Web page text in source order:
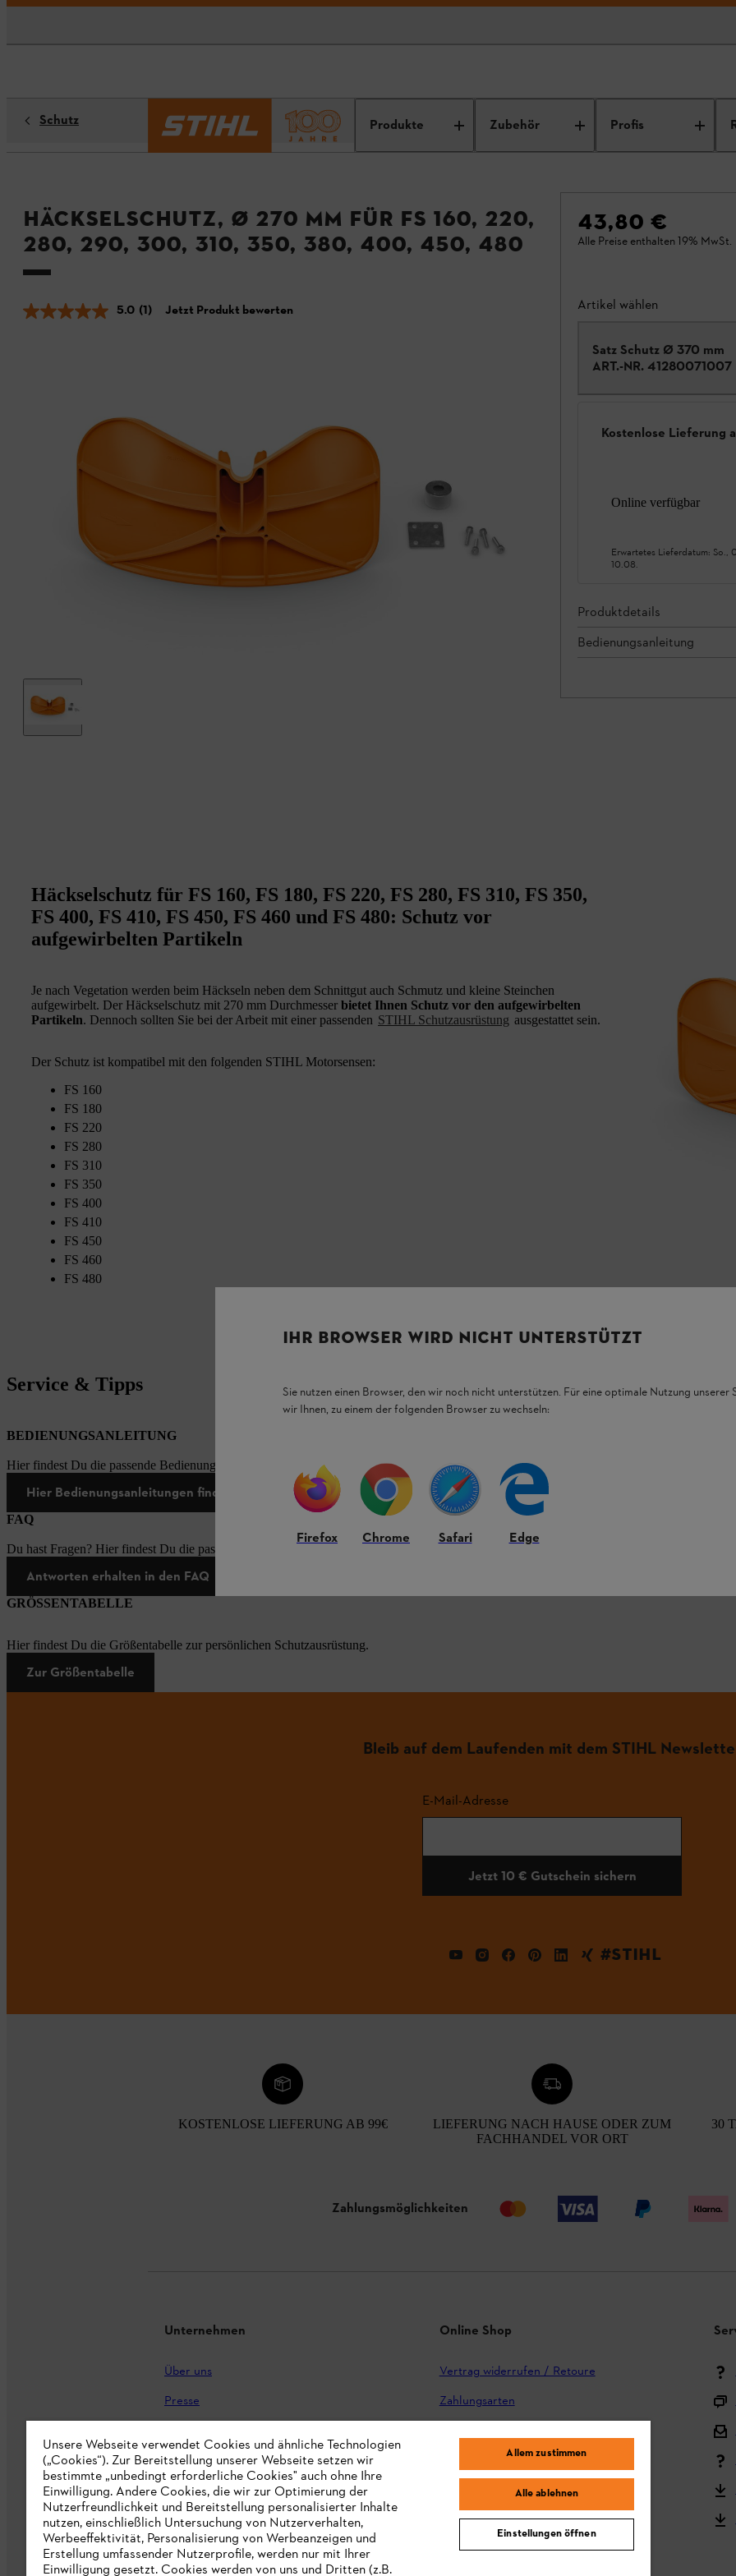
Produkte Zubehör Profis
Schutz
Häckselschutz, Ø 270 mm für FS 160, 220,
280, 290, 300, 310, 350, 380, 400, 450, 480
5.0 (1) Jetzt Produkt bewerten
43,80 €
Alle Preise enthalten 19% MwSt.
Artikel wählen
Satz Schutz Ø 370 mm
ART.-NR. 41280071007
Kostenlose Lieferung
Online verfügbar
Erwartetes Lieferdatum: So.,
10.08.
Produktdetails
Bedienungsanleitung
Häckselschutz für FS 160, FS 180, FS 220, FS 280, FS 310, FS 350,
FS 400, FS 410, FS 450, FS 460 und FS 480: Schutz vor
aufgewirbelten Partikeln
Je nach Vegetation werden beim Häckseln neben dem Schnittgut auch Schmutz und kleine Steinchen
aufgewirbelt. Der Häckselschutz mit 270 mm Durchmesser bietet Ihnen Schutz vor den aufgewirbelten
Partikeln. Dennoch sollten Sie bei der Arbeit mit einer passenden STIHL Schutzausrüstung ausgestattet sein.
Der Schutz ist kompatibel mit den folgenden STIHL Motorsensen:
FS 160
FS 180
FS 220
FS 280
FS 310
FS 350
FS 400
FS 410
FS 450
FS 460
FS 480
Service & Tipps
BEDIENUNGSANLEITUNG
Hier findest Du die passende Bedienungsanleitungen zu unseren STIHL Produkten.
Hier Bedienungsanleitungen finden
FAQ
Du hast Fragen? Hier findest Du die passenden Antworten zu den häufigsten Fragen.
Antworten erhalten in den FAQ
GRÖSSENTABELLE
Hier findest Du die Größentabelle zur persönlichen Schutzausrüstung.
Zur Größentabelle
Bleib auf dem Laufenden mit dem STIHL
E-Mail-Adresse
Jetzt 10 € Gutschein sichern
#STIHL
KOSTENLOSE LIEFERUNG AB 99€
LIEFERUNG NACH HAUSE ODER ZUM
FACHHANDEL VOR ORT
30
Zahlungsmöglichkeiten
Unternehmen
Über uns
Presse
STIHL Markenshop
Nachhaltigkeit
STIHL Hinweisgebersystem
Informationen für Lieferunternehmen
Online Shop
Vertrag widerrufen / Retoure
Zahlungsarten
Reklamation und Garantie
STIHL Kooperationsprogramm
STIHL Bedienungsanleitungen
MY STIHL
IHR BROWSER WIRD NICHT UNTERSTÜTZT
Sie nutzen einen Browser, den wir noch nicht unterstützen. Für eine optimale Nutzung unserer
wir Ihnen, zu einem der folgenden Browser zu wechseln:
Firefox Chrome Safari Edge
Unsere Webseite verwendet Cookies und ähnliche Technologien
(„Cookies“). Zur Bereitstellung unserer Webseite setzen wir
bestimmte „unbedingt erforderliche Cookies" auch ohne Ihre
Einwilligung. Andere Cookies, die wir zur Optimierung der
Nutzerfreundlichkeit und Bereitstellung personalisierter Inhalte
nutzen, einschließlich Untersuchung von Nutzerverhalten,
Werbeeffektivität, Personalisierung von Werbeanzeigen und
Erstellung umfassender Nutzerprofile, werden nur mit Ihrer
Einwilligung gesetzt. Cookies werden von uns und Dritten (z.B.
Allem zustimmen
Alle ablehnen
Einstellungen öffnen